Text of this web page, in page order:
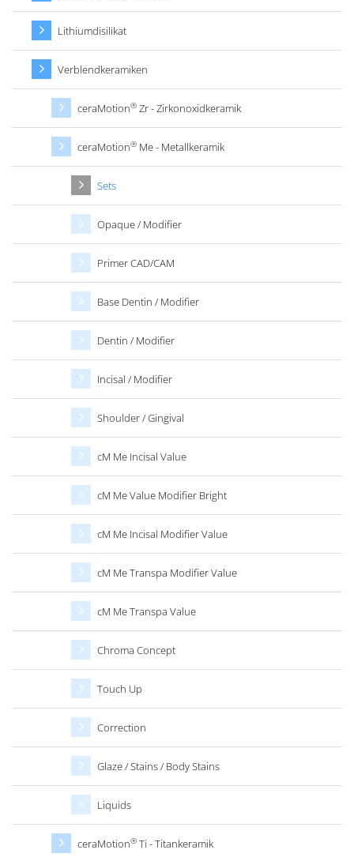
Lithiumdisilikat
Verblendkeramiken
ceraMotion® Zr - Zirkonoxidkeramik
ceraMotion® Me - Metallkeramik
Sets
Opaque / Modifier
Primer CAD/CAM
Base Dentin / Modifier
Dentin / Modifier
Incisal / Modifier
Shoulder / Gingival
cM Me Incisal Value
cM Me Value Modifier Bright
cM Me Incisal Modifier Value
cM Me Transpa Modifier Value
cM Me Transpa Value
Chroma Concept
Touch Up
Correction
Glaze / Stains / Body Stains
Liquids
ceraMotion® Ti - Titankeramik